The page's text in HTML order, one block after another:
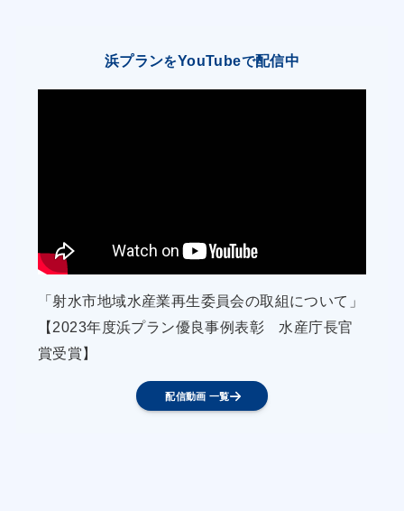
理」、「有害動物の管
理」、「容器等の管理」、「魚介類の管理」を定
め、高度衛生管
理を実施することにより市場の衛生管理を徹底
し、水揚され
た漁獲物をビニールシートと砕氷を利用し鮮度管
浜プランをYouTubeで配信中
「射水市地域水産業再生委員会の取組について」
【2023年度浜プラン優良事例表彰 水産庁長官
賞受賞】
配信動画 一覧